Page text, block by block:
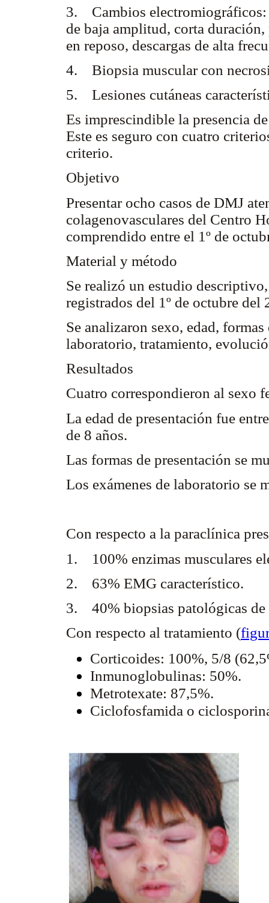
3. Cambios electromiográficos:
de baja amplitud, corta
en reposo, descargas de alta
4. Biopsia muscular con
5. Lesiones cutáneas
Es imprescindible la presencia
Este es seguro con cuatro
criterio.
Objetivo
Presentar ocho casos de DMJ
colagenovasculares del Centro
comprendido entre el 1º de
Material y método
Se realizó un estudio
registrados del 1º de octubre del
Se analizaron sexo, edad,
laboratorio, tratamiento,
Resultados
Cuatro correspondieron al sexo
La edad de presentación fue
de 8 años.
Las formas de presentación se
Los exámenes de laboratorio se
Con respecto a la paraclínica
1. 100% enzimas musculares
2. 63% EMG característico.
3. 40% biopsias patológicas de
Con respecto al tratamiento (
Corticoides: 100%, 5/8
Inmunoglobulinas: 50%.
Metrotexate: 87,5%.
Ciclofosfamida o